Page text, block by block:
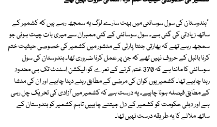
''ہندوستان کی سول سوسائٹی میں بہت سارے لوگ یہ سمجھ رہے ہیں کہ کشمیر کے
ساتھ زیادتی کی گئی ہے۔ سول سوسائٹی کے کئی ممبران سے میری بات چیت ہوئی جو
سمجھ رہے تھے کہ بھارتی جنتا پارٹی کے منشور میں کشمیر کی خصوصی حیثیت ختم
کرنا بائبل کے حروف نہیں تھے کہ جن پر عمل کرنا ضروری تھا۔ ہندوستان کی سول
سوسائٹی کا ماننا ہے کہ 370 ختم کرنے کے نعرے کو الیکشن اسٹنٹ تک ہی محدود
رہنا چاہیے تھا۔ کشمیریوں کوان کی مرضی کے مطابق رہنے دینا چاہیے اور ان کی منشا
کے مطابق فیصلہ ہونا چاہیے۔ یہ درست ہے کہ کشمیر میں آزادی کی تحریک چل رہی
ہے اور دہلی حکومت کو کشمیر کے دل جیتنے چاہییں تاہم کشمیر کو ہندوستان کے
ساتھ ملانے کا یہ طریقہ درست نہیں تھا۔